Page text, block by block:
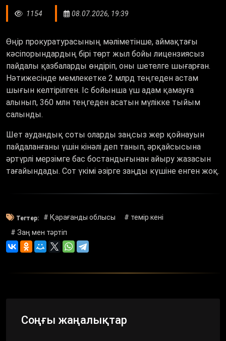
1154 08.07.2026, 19:39
Өңір прокуратурасының мәліметінше, аймақтағы
кәсіпорындардың бірі төрт жыл бойы лицензиясыз
пайдалы қазбаларды өндіріп, оны шетелге шығарған.
Нәтижесінде мемлекетке 2 млрд теңгеден астам
шығын келтірілген. Іс бойынша үш адам қамауға
алынып, 360 млн теңгеден асатын мүлікке тыйым
салынды.
Шет аудандық соты оларды заңсыз жер қойнауын
пайдаланғаны үшін кінәлі деп танып, әрқайсысына
әртүрлі мерзімге бас бостандығынан айыру жазасын
тағайындады. Сот үкімі әзірге заңды күшіне енген жоқ.
Тегтер: # Қарағанды облысы
# темір кені
# Заң мен тәртіп
Соңғы жаңалықтар